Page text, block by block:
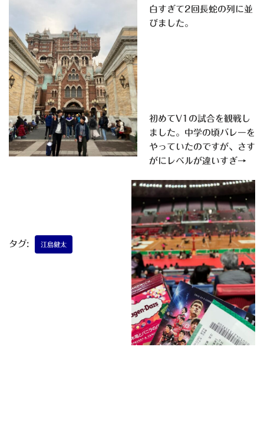
白すぎて2回長蛇の列に並
びました。
初めてV1の試合を観戦し
ました。中学の頃バレーを
やっていたのですが、さす
がにレベルが違いすぎ→
タグ: 江島健太